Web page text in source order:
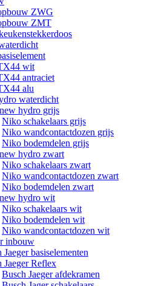
ZWG
ZMT
wit
antraciet
alu
waterdicht
hydro grijs
Niko schakelaars grijs
Niko wandcontactdozen grijs
Niko bodemdelen grijs
hydro zwart
Niko schakelaars zwart
Niko wandcontactdozen zwart
Niko bodemdelen zwart
hydro wit
Niko schakelaars wit
Niko bodemdelen wit
Niko wandcontactdozen wit
inbouw
Jaeger basiselementen
Jaeger Reflex
Busch Jaeger afdekramen